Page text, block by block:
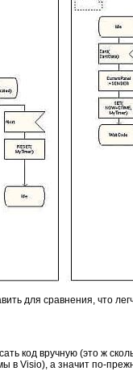
для сравнения, что
код вручную (это ж
в Visio), а значит по-